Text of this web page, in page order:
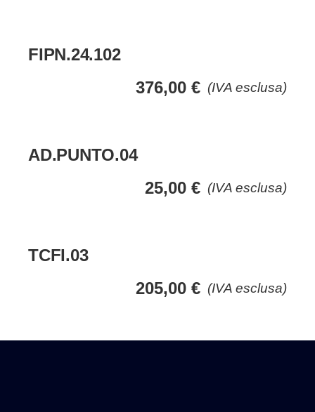
FIPN.24.102
(IVA esclusa)
376,00 €
AD.PUNTO.04
(IVA esclusa)
25,00 €
TCFI.03
(IVA esclusa)
205,00 €